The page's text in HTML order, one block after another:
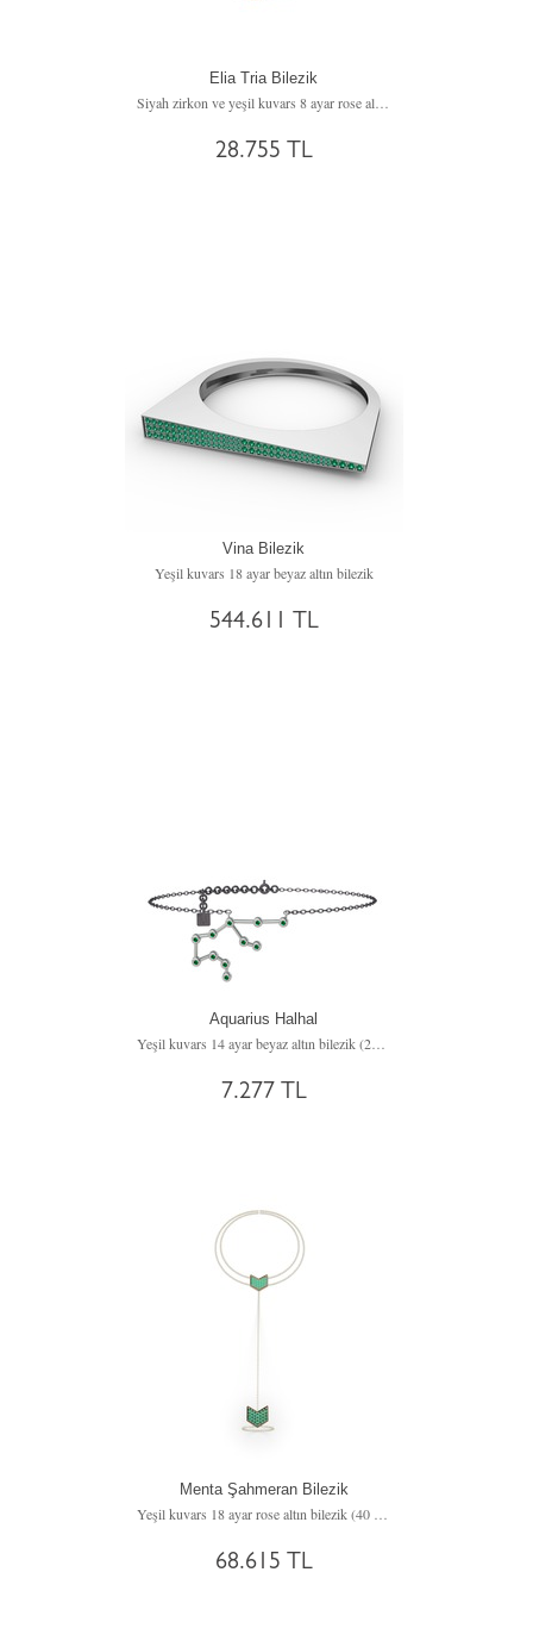
Elia Tria Bilezik
Siyah zirkon ve yeşil kuvars 8 ayar rose altın bilezik (17 cm rose altın rolo zincir)
28.755 TL
Vina Bilezik
Yeşil kuvars 18 ayar beyaz altın bilezik
544.611 TL
Aquarius Halhal
Yeşil kuvars 14 ayar beyaz altın bilezik (20 cm gümüş rolo zincir)
7.277 TL
Menta Şahmeran Bilezik
68.615 TL